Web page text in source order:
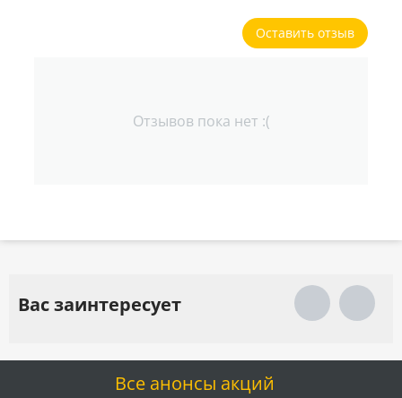
Оставить отзыв
Отзывов пока нет :(
Вас заинтересует
Все анонсы акций